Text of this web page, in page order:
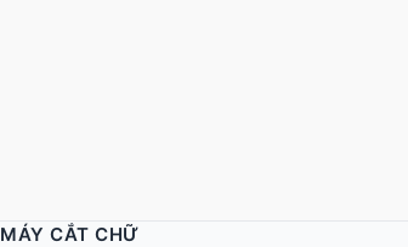
MÁY CẮT CHỮ